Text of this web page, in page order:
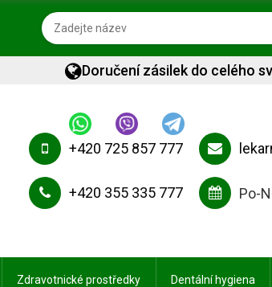
Doručení zásilek do celého
+420 725 857 777
+420 355 335 777 Po-
Zdravotnické prostředky Dentální hygiena